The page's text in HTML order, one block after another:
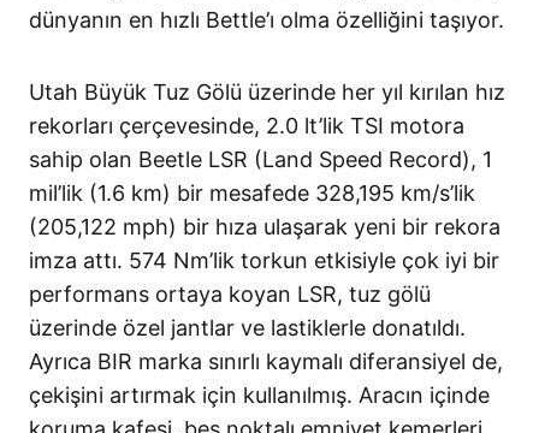
dünyanın en hızlı Bettle’ı olma özelliğini taşıyor.
Utah Büyük Tuz Gölü üzerinde her yıl kırılan hız
rekorları çerçevesinde, 2.0 lt’lik TSI motora
sahip olan Beetle LSR (Land Speed Record), 1
mil’lik (1.6 km) bir mesafede 328,195 km/s’lik
(205,122 mph) bir hıza ulaşarak yeni bir rekora
imza attı. 574 Nm’lik torkun etkisiyle çok iyi bir
performans ortaya koyan LSR, tuz gölü
üzerinde özel jantlar ve lastiklerle donatıldı.
Ayrıca BIR marka sınırlı kaymalı diferansiyel de,
çekişini artırmak için kullanılmış. Aracın içinde